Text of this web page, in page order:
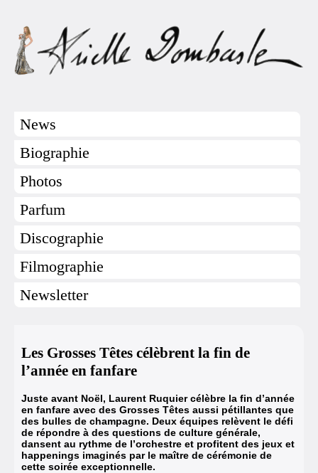
News
Biographie
Photos
Parfum
Discographie
Filmographie
Newsletter
Les Grosses Têtes célèbrent la fin de
l’année en fanfare
Juste avant Noël, Laurent Ruquier célèbre la fin d’année
en fanfare avec des Grosses Têtes aussi pétillantes que
des bulles de champagne. Deux équipes relèvent le défi
de répondre à des questions de culture générale,
dansent au rythme de l’orchestre et profitent des jeux et
happenings imaginés par le maître de cérémonie de
cette soirée exceptionnelle.